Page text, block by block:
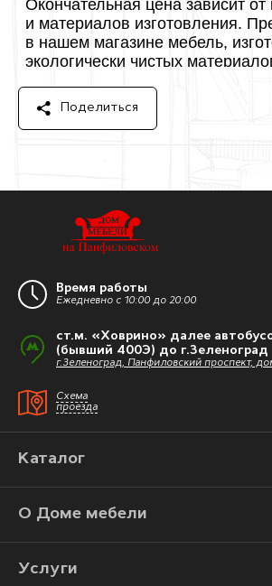
Поделиться
Время работы
Ежедневно с 10:00 до 20:00
ст.м. «Ховрино» далее
(бывший 400Э) до г.Зеленоград
г.Зеленоград, Панфиловский проспект,
Схема
проезда
Каталог
О Доме мебели
Услуги